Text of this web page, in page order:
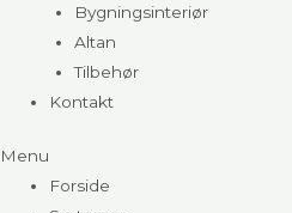
Bygningsinteriør
Altan
Tilbehør
Kontakt
Menu
Forside